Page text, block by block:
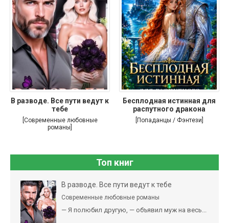
В разводе. Все пути ведут к
тебе
[Современные любовные
романы]
Бесплодная истинная для
распутного дракона
[Попаданцы / Фэнтези]
Топ книг
В разводе. Все пути ведут к тебе
Современные любовные романы
— Я полюбил другую, — объявил муж на весь...